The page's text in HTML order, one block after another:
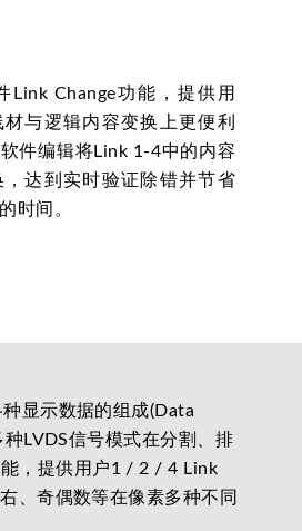
Link Change功能，提供用
材与逻辑内容变换上更便利
件编辑将Link 1-4中的内容
达到实时验证除错并节省
时间。
显示数据的组成(Data
LVDS信号模式在分割、排
，提供用户1 / 2 / 4 Link
、奇偶数等在像素多种不同